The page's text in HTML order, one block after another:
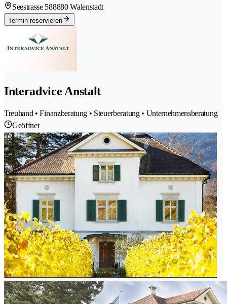
Seestrasse 588880 Walenstadt
Termin reservieren
Interadvice Anstalt
Treuhand • Finanzberatung • Steuerberatung • Unternehmensberatung
Geöffnet